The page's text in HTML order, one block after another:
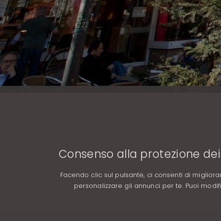
Consenso alla protezione
Facendo clic sul pulsante, ci consenti di
personalizzare gli annunci per te. Puoi